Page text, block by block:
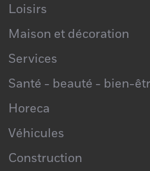
Maison et décoration
Services
Santé - beauté - bien-être
Horeca
Véhicules
Construction
Profession libérale